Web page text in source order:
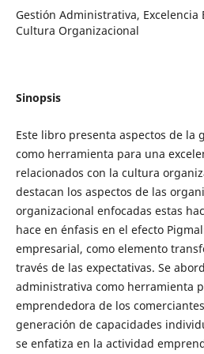
Gestión Administrativa, Excelencia
Cultura Organizacional
Sinopsis
Este libro presenta aspectos de la
como herramienta para una
relacionados con la cultura
destacan los aspectos de las
organizacional enfocadas estas
hace en énfasis en el efecto
empresarial, como elemento
través de las expectativas. Se
administrativa como herramienta
emprendedora de los
generación de capacidades
se enfatiza en la actividad